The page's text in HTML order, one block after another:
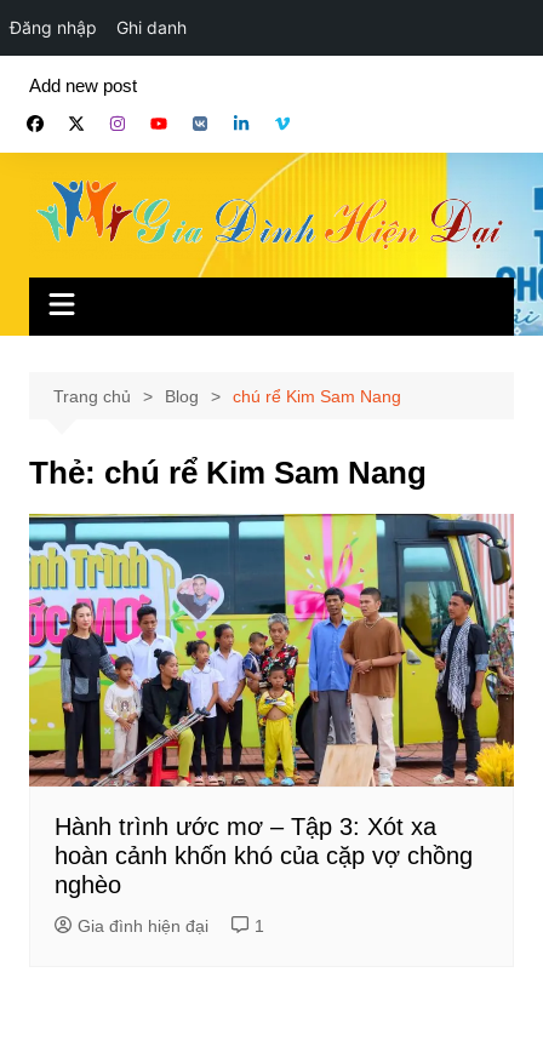
Đăng nhập Ghi danh
phần
Add new post
Trang chủ Blog chú rể Kim Sam Nang
Thẻ: chú rể Kim Sam Nang
Hành trình ước mơ – Tập 3: Xót xa
hoàn cảnh khốn khó của cặp vợ chồng
nghèo
Gia đình hiện đại 1